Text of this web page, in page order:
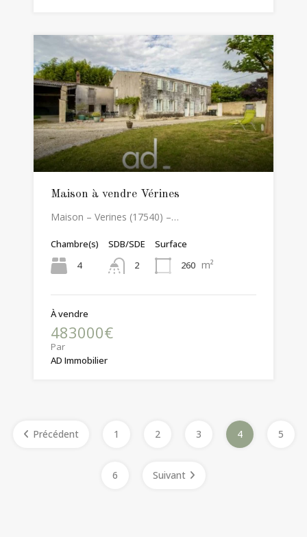
Maison à vendre Vérines
Maison – Verines (17540) –…
Chambre(s)
4
SDB/SDE
2
Surface
260 m²
À vendre
483000€
Par
AD Immobilier
Précédent 1 2 3 4 5
6 Suivant